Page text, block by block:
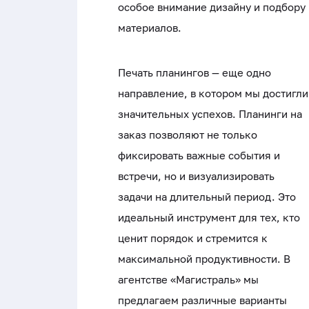
особое внимание дизайну и подбору
материалов.
Печать планингов — еще одно
направление, в котором мы достигли
значительных успехов. Планинги на
заказ позволяют не только
фиксировать важные события и
встречи, но и визуализировать
задачи на длительный период. Это
идеальный инструмент для тех, кто
ценит порядок и стремится к
максимальной продуктивности. В
агентстве «Магистраль» мы
предлагаем различные варианты